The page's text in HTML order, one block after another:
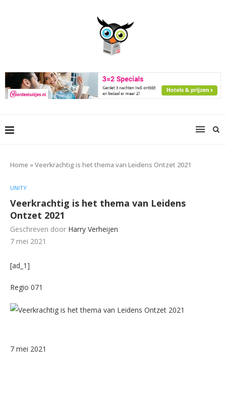
Home »Veerkrachtig is het thema van Leidens Ontzet 2021
UNITY
Veerkrachtig is het thema van Leidens
Ontzet 2021
Geschreven door Harry Verheijen
7 mei 2021
[ad_1]
Regio 071
7 mei 2021